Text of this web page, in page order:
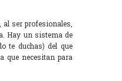
ser profesionales,
Hay un sistema de
te duchas) del que
que necesitan para